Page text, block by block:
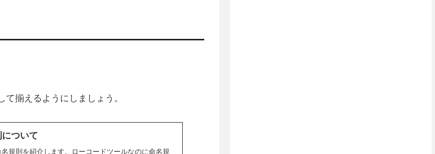
揃えるようにしましょう。
ついて
規則を紹介します。ローコードツールなのに命名規